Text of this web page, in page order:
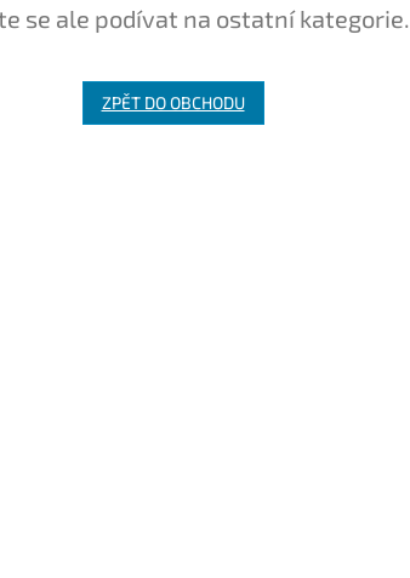
se ale podívat na ostatní kategorie.
ZPĚT DO OBCHODU